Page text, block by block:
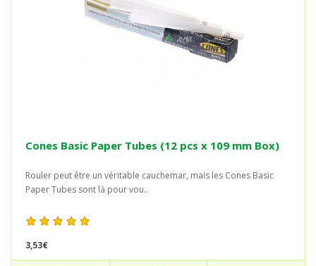
Cones Basic Paper Tubes (12 pcs x 109 mm Box)
Rouler peut être un véritable cauchemar, mais les Cones Basic
Paper Tubes sont là pour vou..
3,53€